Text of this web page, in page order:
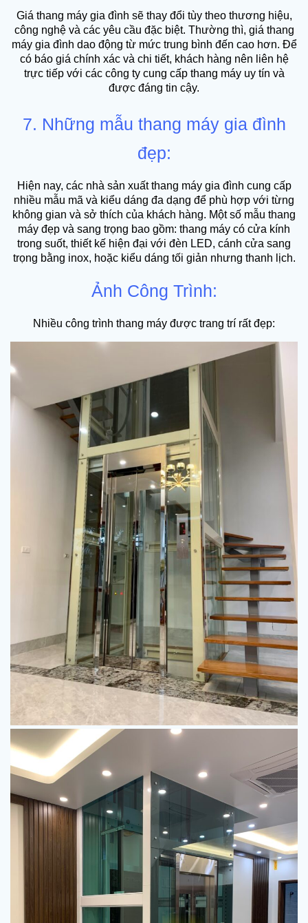
Giá thang máy gia đình sẽ thay đổi tùy theo thương hiệu,
công nghệ và các yêu cầu đặc biệt. Thường thì, giá thang
máy gia đình dao động từ mức trung bình đến cao hơn. Để
có báo giá chính xác và chi tiết, khách hàng nên liên hệ
trực tiếp với các công ty cung cấp thang máy uy tín và
được đáng tin cậy.
7. Những mẫu thang máy gia đình
đẹp:
Hiện nay, các nhà sản xuất thang máy gia đình cung cấp
nhiều mẫu mã và kiểu dáng đa dạng để phù hợp với từng
không gian và sở thích của khách hàng. Một số mẫu thang
máy đẹp và sang trọng bao gồm: thang máy có cửa kính
trong suốt, thiết kế hiện đại với đèn LED, cánh cửa sang
trọng bằng inox, hoặc kiểu dáng tối giản nhưng thanh lịch.
Ảnh Công Trình:
Nhiều công trình thang máy được trang trí rất đẹp: